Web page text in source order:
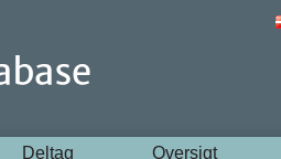
Deltag Oversigt